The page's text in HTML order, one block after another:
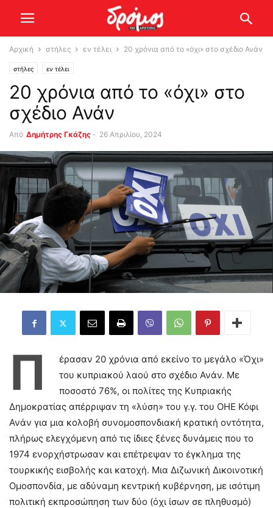
Αρχική στήλες εν τέλει 20 χρόνια από το «όχι» στο σχέδιο Ανάν
στήλες εν τέλει
20 χρόνια από το «όχι» στο
σχέδιο Ανάν
Από Δημήτρης Γκάζης - 26 Απριλίου, 2024
Π
έρασαν 20 χρόνια από εκείνο το μεγάλο «Όχι»
του κυπριακού λαού στο σχέδιο Ανάν. Με
ποσοστό 76%, οι πολίτες της Κυπριακής
Δημοκρατίας απέρριψαν τη «λύση» του γ.γ. του ΟΗΕ Κόφι
Ανάν για μια κολοβή συνομοσπονδιακή κρατική οντότητα,
πλήρως ελεγχόμενη από τις ίδιες ξένες δυνάμεις που το
1974 ενορχήστρωσαν και επέτρεψαν το έγκλημα της
τουρκικής εισβολής και κατοχή. Μια Διζωνική Δικοινοτική
Ομοσπονδία, με αδύναμη κεντρική κυβέρνηση, με ισότιμη
πολιτική εκπροσώπηση των δύο (όχι ίσων σε πληθυσμό)